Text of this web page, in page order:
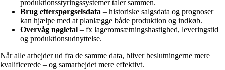
produktionsstyringssystemer taler sammen.
Brug efterspørgselsdata – historiske salgsdata og prognoser
kan hjælpe med at planlægge både produktion og indkøb.
Overvåg nøgletal – fx lageromsætningshastighed, leveringstid
og produktionsudnyttelse.
Når alle arbejder ud fra de samme data, bliver beslutningerne mere
kvalificerede – og samarbejdet mere effektivt.